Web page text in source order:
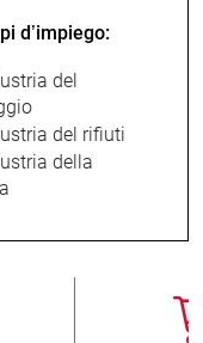
d’impiego:
del
del rifiuti
della